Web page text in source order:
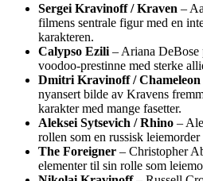
Sergei Kravinoff / Kraven –
filmens sentrale figur med en
karakteren.
Calypso Ezili – Ariana DeBose
voodoo-prestinne med sterke
Dmitri Kravinoff / Chameleon
nyansert bilde av Kravens
karakter med mange fasetter.
Aleksei Sytsevich / Rhino –
rollen som en russisk
The Foreigner – Christopher
elementer til sin rolle som